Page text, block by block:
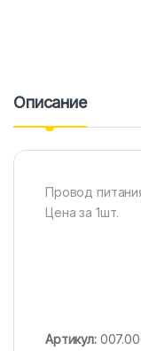
Описание
Провод
Цена за 1шт.
Артикул: